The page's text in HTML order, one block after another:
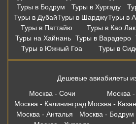
Туры в Бодрум
Туры в Хургаду
Туры в ДубайТуры в ШарджуТуры в
Туры в Паттайю
Туры в Као Лак
Туры на Хайнань Туры в Варадеро
Туры в Южный Гоа
Туры в
Дешевые авиабилеты
Москва - Сочи
Москва
Москва - Калининград Москва -
Москва - Анталья
Москва - Бодрум